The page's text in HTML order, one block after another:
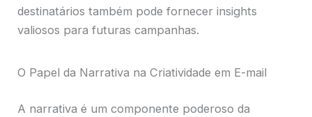
destinatários também pode fornecer insights
valiosos para futuras campanhas.
O Papel da Narrativa na Criatividade em E-mail
A narrativa é um componente poderoso da